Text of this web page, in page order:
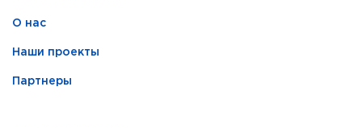
О нас
Наши проекты
Партнеры